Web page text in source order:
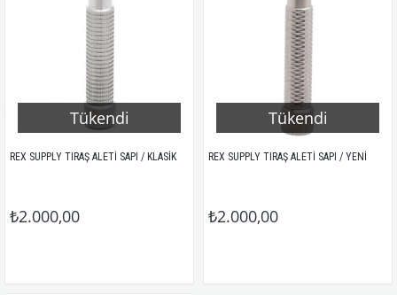
Tükendi
REX SUPPLY TIRAŞ ALETİ SAPI / KLASİK
₺2.000,00
Tükendi
REX SUPPLY TIRAŞ ALETİ SAPI / YENİ
₺2.000,00